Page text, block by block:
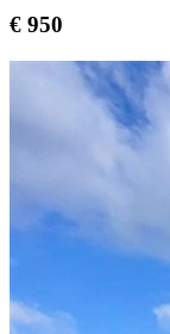
€ 950